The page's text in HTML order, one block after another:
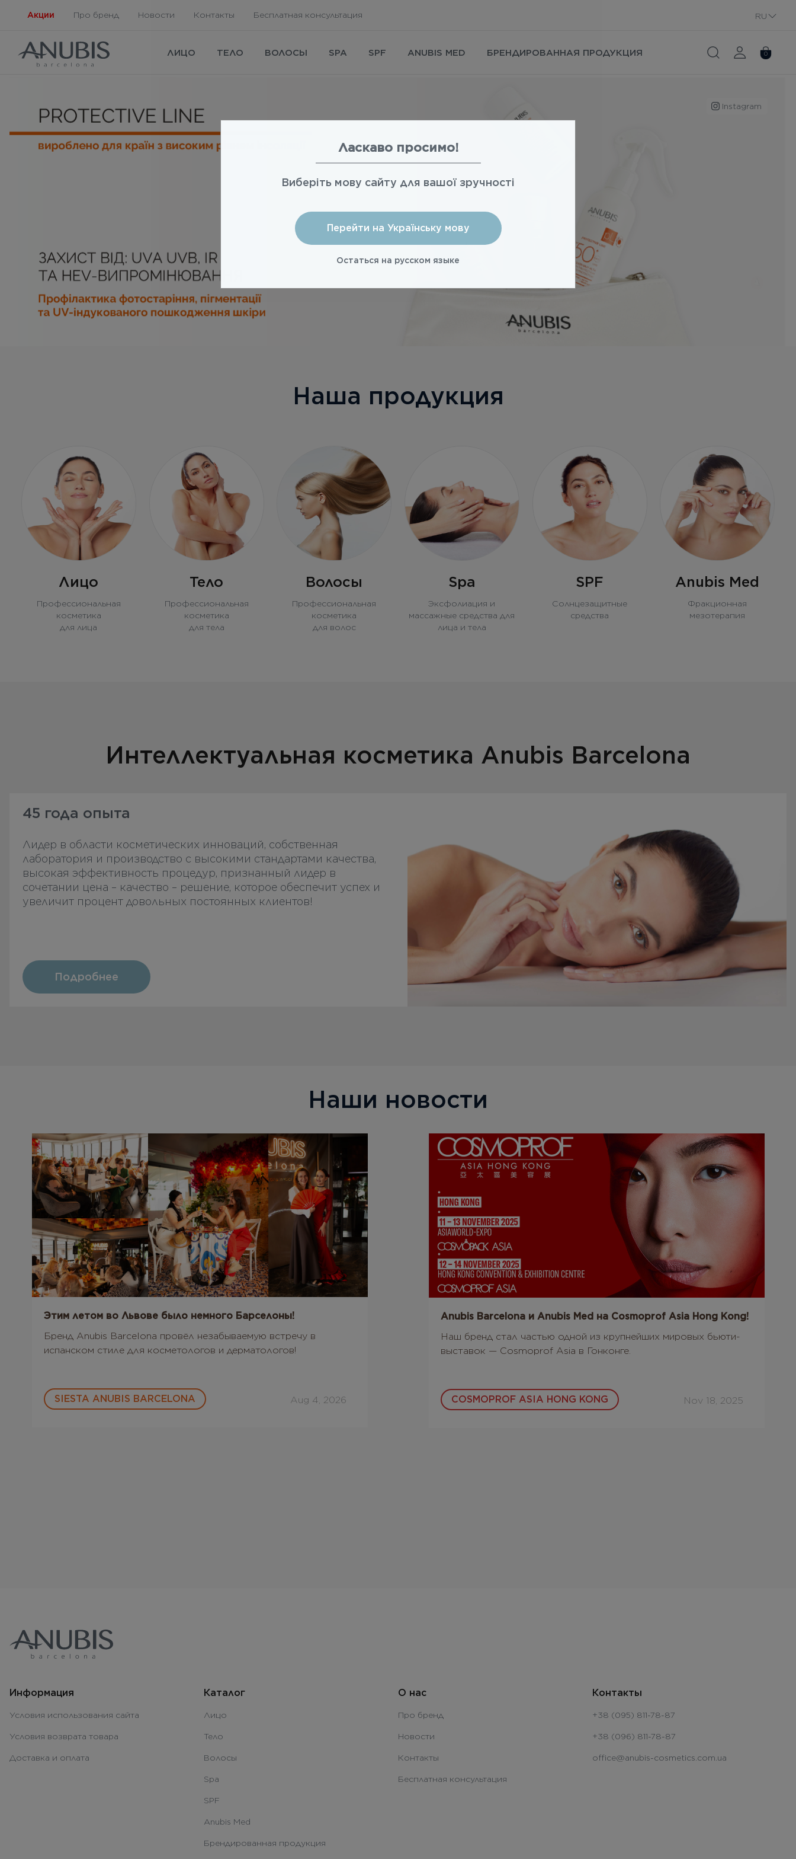
Акции Про бренд Новости Контакты
Бесплатная консультация
RU
ЛИЦО ТЕЛО ВОЛОСЫ SPA SPF ANUBIS MED БРЕНДИРОВАННАЯ ПРОДУКЦИЯ 0
Instagram
Наша продукция
Лицо
Профессиональная
косметика
для лица
Тело
Профессиональная
косметика
для тела
Волосы
Профессиональная
косметика
для волос
Spa
Эксфолиация и
массажные средства для
лица и тела
SPF
Солнцезащитные
средства
Anubis Med
Фракционная
мезотерапия
Интеллектуальная косметика Anubis Barcelona
45 года опыта
Лидер в области косметических инноваций, собственная
лаборатория и производство с высокими стандартами качества,
высокая эффективность процедур, признанный лидер в
сочетании цена – качество – решение, которое обеспечит успех и
увеличит процент довольных постоянных клиентов!
Подробнее
Наши новости
Aug 4, 2026
Этим летом во Львове было немного Барселоны!
Бренд Anubis Barcelona провёл незабываемую встречу в
испанском стиле для косметологов и дерматологов!
SIESTA ANUBIS BARCELONA Nov 18, 2025
Anubis Barcelona и Anubis Med на Cosmoprof Asia Hong Kong!
Наш бренд стал частью одной из крупнейших мировых бьюти-
выставок — Cosmoprof Asia в Гонконге.
COSMOPROF ASIA HONG KONG
Информация
Условия использования сайта
Условия возврата товара
Доставка и оплата
Каталог
Лицо
Тело
Волосы
Spa
SPF
Anubis Med
Брендированная продукция
О нас
Про бренд
Новости
Контакты
Бесплатная консультация
Контакты
+38 (095) 811-78-87
+38 (096) 811-78-87
office@anubis-cosmetics.com.ua
Ласкаво просимо!
Виберіть мову сайту для вашої зручності
Перейти на Українську мову
Остаться на русском языке